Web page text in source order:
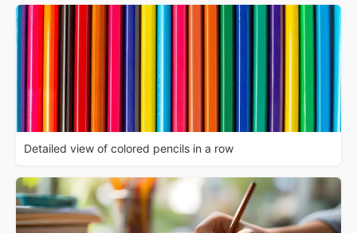
Detailed view of colored pencils in a row